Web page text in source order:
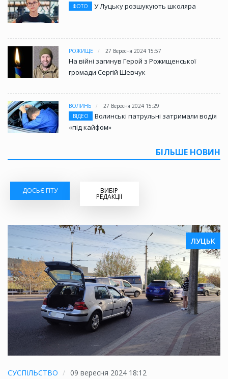
ФОТО
У Луцьку розшукують школяра
РОЖИЩЕ 27 Вересня 2024 15:57
На війні загинув Герой з Рожищенської
громади Сергій Шевчук
ВОЛИНЬ
27 Вересня 2024 15:29
ВІДЕО
Волинські патрульні затримали водія
«під кайфом»
БІЛЬШЕ НОВИН
ДОСЬЄ ГІТУ ВИБІР
РЕДАКЦІЇ
ЛУЦЬК
СУСПІЛЬСТВО
09 вересня 2024 18:12